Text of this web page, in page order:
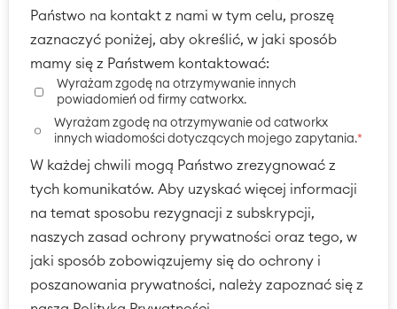
Państwo na kontakt z nami w tym celu, proszę
zaznaczyć poniżej, aby określić, w jaki sposób
mamy się z Państwem kontaktować:
Wyrażam zgodę na otrzymywanie innych
powiadomień od firmy catworkx.
Wyrażam zgodę na otrzymywanie od catworkx
innych wiadomości dotyczących mojego zapytania.*
W każdej chwili mogą Państwo zrezygnować z
tych komunikatów. Aby uzyskać więcej informacji
na temat sposobu rezygnacji z subskrypcji,
naszych zasad ochrony prywatności oraz tego, w
jaki sposób zobowiązujemy się do ochrony i
poszanowania prywatności, należy zapoznać się z